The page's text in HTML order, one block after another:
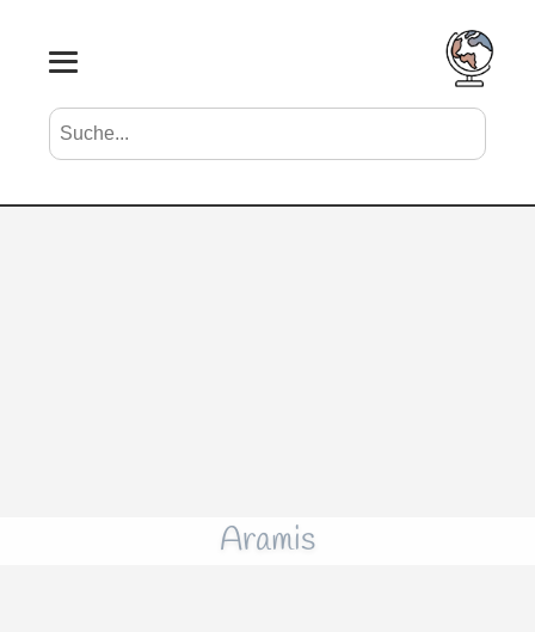
Suche nach Vornamen Search
Aramis